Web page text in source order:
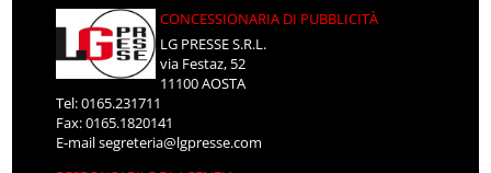
CONCESSIONARIA DI PUBBLICITÀ
LG PRESSE S.R.L.
via Festaz, 52
11100 AOSTA
Tel: 0165.231711
Fax: 0165.1820141
E-mailsegreteria@lgpresse.com